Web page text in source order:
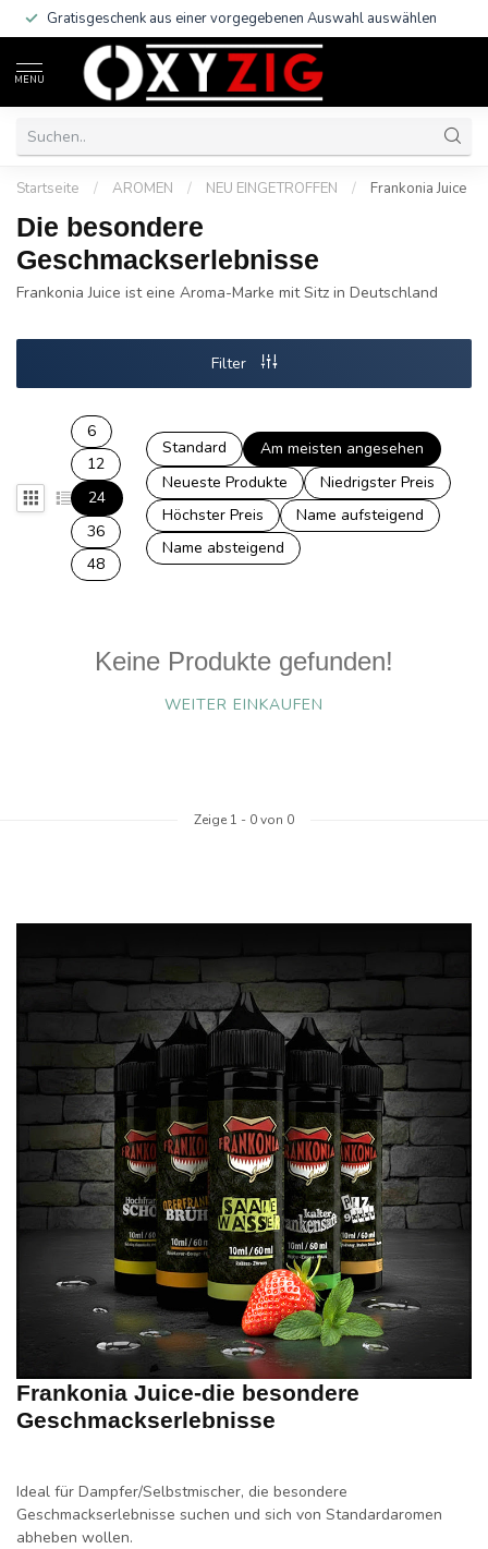
Gratisgeschenk aus einer vorgegebenen Auswahl auswählen
MENU
Startseite / AROMEN / NEU EINGETROFFEN / Frankonia Juice
Die besondere
Geschmackserlebnisse
Frankonia Juice ist eine Aroma-Marke mit Sitz in Deutschland
Filter
6
12
24
36
48
Standard
Am meisten angesehen
Neueste Produkte
Niedrigster Preis
Höchster Preis
Name aufsteigend
Name absteigend
Keine Produkte gefunden!
WEITER EINKAUFEN
Zeige 1 - 0von 0
Frankonia Juice-die besondere
Geschmackserlebnisse
Ideal für Dampfer/Selbstmischer, die besondere
Geschmackserlebnisse suchen und sich von Standardaromen
abheben wollen.